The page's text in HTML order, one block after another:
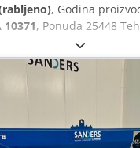
, Godina
10371, Ponuda 25448
3050 mm - Maks.
Kut rezanja podesiv
razmaka za
18 kom - Motorni
kontrolom SP8: 10 -
o kutu i dužini rezanja: 9
400 V / 7,5 kW -